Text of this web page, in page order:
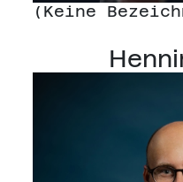
(Keine